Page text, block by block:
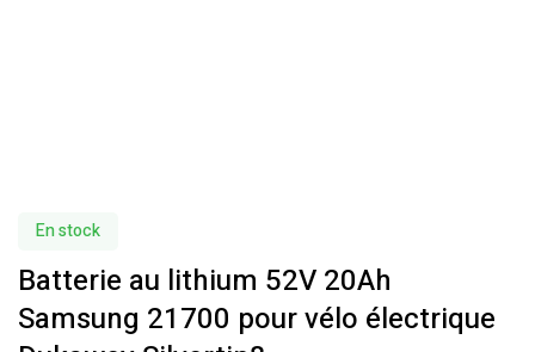
En stock
Batterie au lithium 52V 20Ah
Samsung 21700 pour vélo électrique